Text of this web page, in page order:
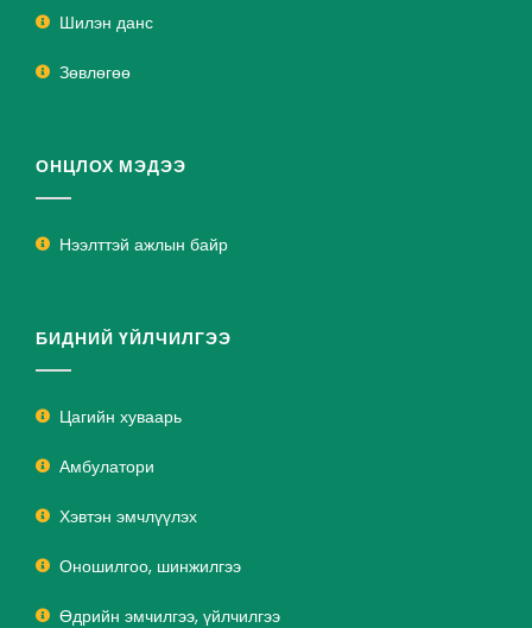
Шилэн данс
Зөвлөгөө
ОНЦЛОХ МЭДЭЭ
Нээлттэй ажлын байр
БИДНИЙ ҮЙЛЧИЛГЭЭ
Цагийн хуваарь
Амбулатори
Хэвтэн эмчлүүлэх
Оношилгоо, шинжилгээ
Өдрийн эмчилгээ, үйлчилгээ